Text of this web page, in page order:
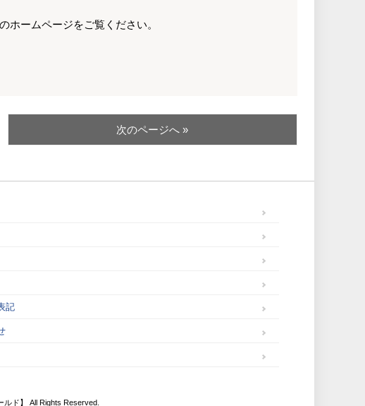
ホームページをご覧ください。
次のページへ »
記
ド】 All Rights Reserved.